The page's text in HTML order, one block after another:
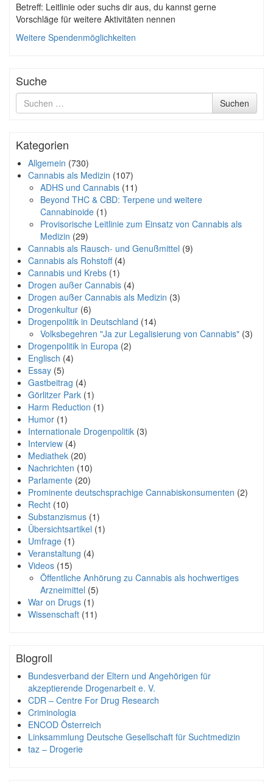
Betreff: Leitlinie oder suchs dir aus, du kannst gerne
Vorschläge für weitere Aktivitäten nennen
Weitere Spendenmöglichkeiten
Suche
Suche
nach
Suchen
Kategorien
Allgemein (730)
Cannabis als Medizin (107)
ADHS und Cannabis (11)
Beyond THC & CBD: Terpene und weitere
Cannabinoide (1)
Provisorische Leitlinie zum Einsatz von Cannabis als
Medizin (29)
Cannabis als Rausch- und Genußmittel (9)
Cannabis als Rohstoff(4)
Cannabis und Krebs (1)
Drogen außer Cannabis (4)
Drogen außer Cannabis als Medizin (3)
Drogenkultur (6)
Drogenpolitik in Deutschland (14)
Volksbegehren "Ja zur Legalisierung von Cannabis" (3)
Drogenpolitik in Europa (2)
Englisch (4)
Essay (5)
Gastbeitrag (4)
Görlitzer Park (1)
Harm Reduction (1)
Humor (1)
Internationale Drogenpolitik (3)
Interview (4)
Mediathek (20)
Nachrichten (10)
Parlamente (20)
Prominente deutschsprachige Cannabiskonsumenten (2)
Recht (10)
Substanzismus (1)
Übersichtsartikel (1)
Umfrage (1)
Veranstaltung (4)
Videos (15)
Öffentliche Anhörung zu Cannabis als hochwertiges
Arzneimittel (5)
War on Drugs (1)
Wissenschaft (11)
Blogroll
Bundesverband der Eltern und Angehörigen für
akzeptierende Drogenarbeit e. V.
CDR – Centre For Drug Research
Criminologia
ENCOD Österreich
Linksammlung Deutsche Gesellschaft für Suchtmedizin
taz – Drogerie